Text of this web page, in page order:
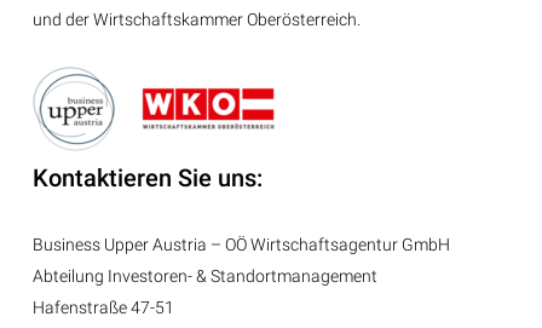
und der Wirtschaftskammer Oberösterreich.
Kontaktieren Sie uns:
Business Upper Austria – OÖ Wirtschaftsagentur GmbH
Abteilung Investoren- & Standortmanagement
Hafenstraße 47-51